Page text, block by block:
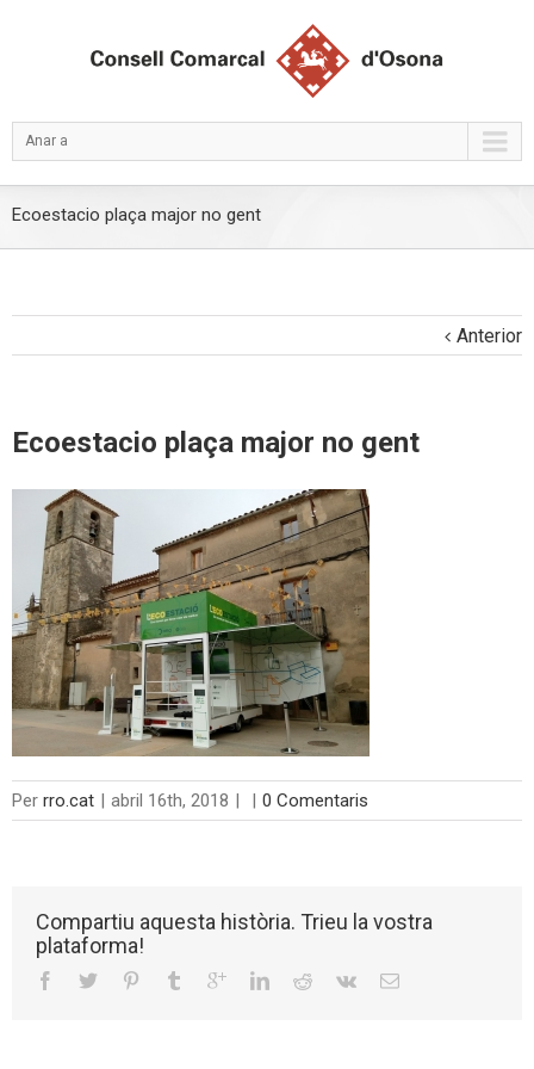
Anar a
Ecoestacio plaça major no gent
Anterior
Ecoestacio plaça major no gent
Per rro.cat | abril 16th, 2018 | | 0 Comentaris
Compartiu aquesta història. Trieu la vostra
plataforma!